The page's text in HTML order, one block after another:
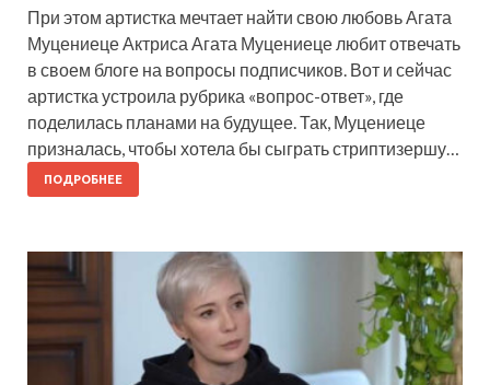
При этом артистка мечтает найти свою любовь Агата
Муцениеце Актриса Агата Муцениеце любит отвечать
в своем блоге на вопросы подписчиков. Вот и сейчас
артистка устроила рубрика «вопрос-ответ», где
поделилась планами на будущее. Так, Муцениеце
призналась, чтобы хотела бы сыграть стриптизершу…
ПОДРОБНЕЕ